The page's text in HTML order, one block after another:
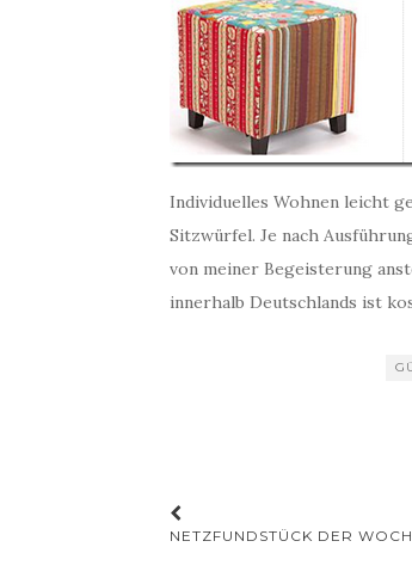
Individuelles Wohnen leicht
Sitzwürfel. Je nach
von meiner Begeisterung
innerhalb Deutschlands ist
Beitrags-
NETZFUNDSTÜCK DER